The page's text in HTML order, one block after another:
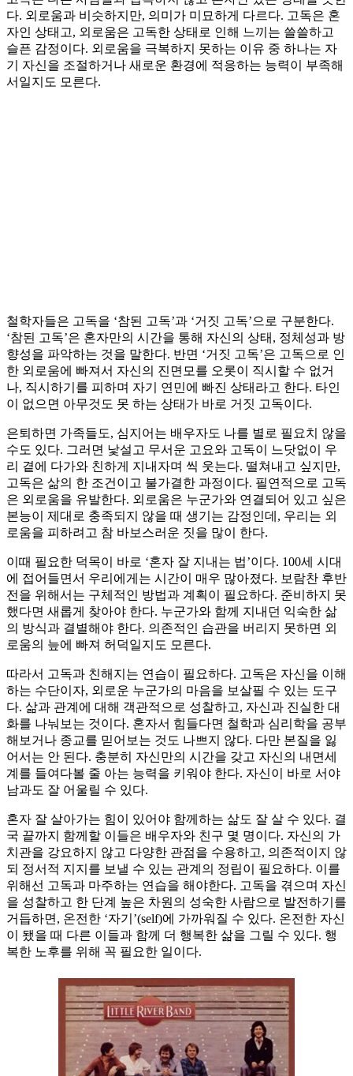
다. 외로움과 비슷하지만, 의미가 미묘하게 다르다. 고독은 혼
자인 상태고, 외로움은 고독한 상태로 인해 느끼는 쓸쓸하고
슬픈 감정이다. 외로움을 극복하지 못하는 이유 중 하나는 자
기 자신을 조절하거나 새로운 환경에 적응하는 능력이 부족해
서일지도 모른다.
철학자들은 고독을 ‘참된 고독’과 ‘거짓 고독’으로 구분한다.
‘참된 고독’은 혼자만의 시간을 통해 자신의 상태, 정체성과 방
향성을 파악하는 것을 말한다. 반면 ‘거짓 고독’은 고독으로 인
한 외로움에 빠져서 자신의 진면모를 오롯이 직시할 수 없거
나, 직시하기를 피하며 자기 연민에 빠진 상태라고 한다. 타인
이 없으면 아무것도 못 하는 상태가 바로 거짓 고독이다.
은퇴하면 가족들도, 심지어는 배우자도 나를 별로 필요치 않을
수도 있다. 그러면 낯설고 무서운 고요와 고독이 느닷없이 우
리 곁에 다가와 친하게 지내자며 씩 웃는다. 떨쳐내고 싶지만,
고독은 삶의 한 조건이고 불가결한 과정이다. 필연적으로 고독
은 외로움을 유발한다. 외로움은 누군가와 연결되어 있고 싶은
본능이 제대로 충족되지 않을 때 생기는 감정인데, 우리는 외
로움을 피하려고 참 바보스러운 짓을 많이 한다.
이때 필요한 덕목이 바로 ‘혼자 잘 지내는 법’이다. 100세 시대
에 접어들면서 우리에게는 시간이 매우 많아졌다. 보람찬 후반
전을 위해서는 구체적인 방법과 계획이 필요하다. 준비하지 못
했다면 새롭게 찾아야 한다. 누군가와 함께 지내던 익숙한 삶
의 방식과 결별해야 한다. 의존적인 습관을 버리지 못하면 외
로움의 늪에 빠져 허덕일지도 모른다.
따라서 고독과 친해지는 연습이 필요하다. 고독은 자신을 이해
하는 수단이자, 외로운 누군가의 마음을 보살필 수 있는 도구
다. 삶과 관계에 대해 객관적으로 성찰하고, 자신과 진실한 대
화를 나눠보는 것이다. 혼자서 힘들다면 철학과 심리학을 공부
해보거나 종교를 믿어보는 것도 나쁘지 않다. 다만 본질을 잃
어서는 안 된다. 충분히 자신만의 시간을 갖고 자신의 내면세
계를 들여다볼 줄 아는 능력을 키워야 한다. 자신이 바로 서야
남과도 잘 어울릴 수 있다.
혼자 잘 살아가는 힘이 있어야 함께하는 삶도 잘 살 수 있다. 결
국 끝까지 함께할 이들은 배우자와 친구 몇 명이다. 자신의 가
치관을 강요하지 않고 다양한 관점을 수용하고, 의존적이지 않
되 정서적 지지를 보낼 수 있는 관계의 정립이 필요하다. 이를
위해선 고독과 마주하는 연습을 해야한다. 고독을 겪으며 자신
을 성찰하고 한 단계 높은 차원의 성숙한 사람으로 발전하기를
거듭하면, 온전한 ‘자기’(self)에 가까워질 수 있다. 온전한 자신
이 됐을 때 다른 이들과 함께 더 행복한 삶을 그릴 수 있다. 행
복한 노후를 위해 꼭 필요한 일이다.